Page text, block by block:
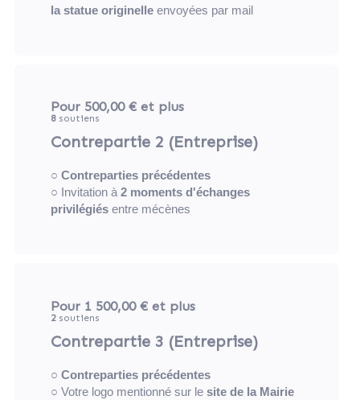
la statue originelleenvoyées par mail
Pour 500,00 € et plus
8soutiens
Contrepartie 2 (Entreprise)
○ Contreparties précédentes
○ Invitation à2 moments d'échanges
privilégiésentre mécènes
Pour 1 500,00 € et plus
2soutiens
Contrepartie 3 (Entreprise)
○ Contreparties précédentes
○ Votre logo mentionné sur le site de la Mairie